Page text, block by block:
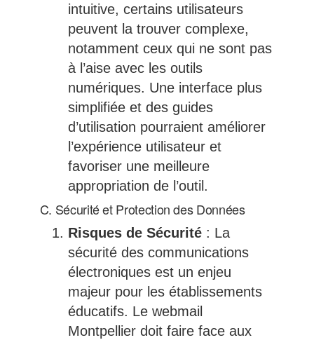
intuitive, certains utilisateurs
peuvent la trouver complexe,
notamment ceux qui ne sont pas
à l’aise avec les outils
numériques. Une interface plus
simplifiée et des guides
d’utilisation pourraient améliorer
l’expérience utilisateur et
favoriser une meilleure
appropriation de l’outil.
C. Sécurité et Protection des Données
Risques de Sécurité: La
sécurité des communications
électroniques est un enjeu
majeur pour les établissements
éducatifs. Le webmail
Montpellier doit faire face aux